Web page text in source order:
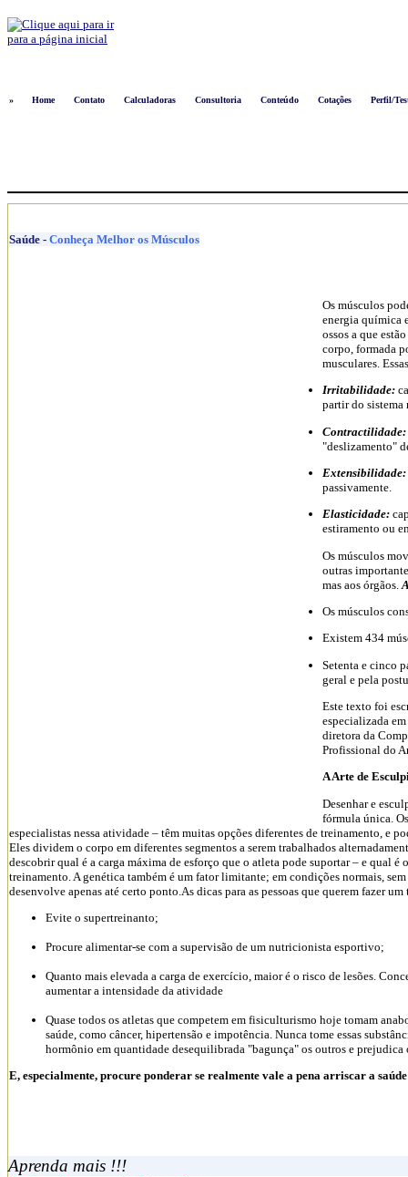
»
Home Contato Calculadoras Consultoria Conteúdo Cotações Perfil/
Saúde - Conheça Melhor os Músculos
Os músculos
energia química
ossos a que
corpo, formada
musculares.
Irritabilidade:
partir do sistema
Contractilidade:
"deslizamento"
Extensibilidade:
passivamente.
Elasticidade:
estiramento ou
Os músculos
outras
mas aos órgãos.
Os músculos
Existem 434
Setenta e cinco
geral e pela
Este texto foi
especializada
diretora da
Profissional do
A Arte de
Desenhar e
fórmula única.
especialistas nessa atividade – têm muitas opções diferentes de treinamento, e
Eles dividem o corpo em diferentes segmentos a serem trabalhados
descobrir qual é a carga máxima de esforço que o atleta pode suportar – e qual
treinamento. A genética também é um fator limitante; em condições normais,
desenvolve apenas até certo ponto.As dicas para as pessoas que querem fazer
Evite o supertreinanto;
Procure alimentar-se com a supervisão de um nutricionista esportivo;
Quanto mais elevada a carga de exercício, maior é o risco de lesões.
aumentar a intensidade da atividade
Quase todos os atletas que competem em fisiculturismo hoje tomam
saúde, como câncer, hipertensão e impotência. Nunca tome essas
hormônio em quantidade desequilibrada "bagunça" os outros e
E, especialmente, procure ponderar se realmente vale a pena arriscar a
Aprenda mais !!!